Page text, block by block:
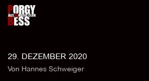
29. DEZEMBER 2020
Von Hannes Schweiger